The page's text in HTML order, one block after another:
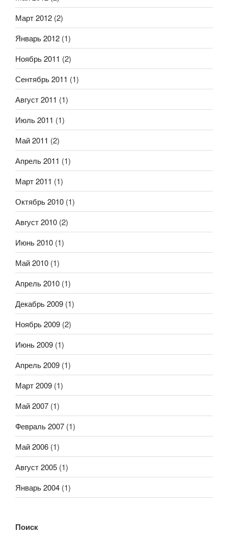
Март 2012 (2)
Январь 2012 (1)
Ноябрь 2011 (2)
Сентябрь 2011 (1)
Август 2011 (1)
Июль 2011 (1)
Май 2011 (2)
Апрель 2011 (1)
Март 2011 (1)
Октябрь 2010 (1)
Август 2010 (2)
Июнь 2010 (1)
Май 2010 (1)
Апрель 2010 (1)
Декабрь 2009 (1)
Ноябрь 2009 (2)
Июнь 2009 (1)
Апрель 2009 (1)
Март 2009 (1)
Май 2007 (1)
Февраль 2007 (1)
Май 2006 (1)
Август 2005 (1)
Январь 2004 (1)
Поиск